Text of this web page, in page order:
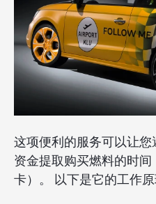
这项便利的服务可以让
资金提取购买燃料的时
卡）。 以下是它的工作